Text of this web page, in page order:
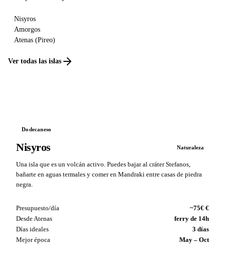
Nisyros
Amorgos
Atenas (Pireo)
Ver todas las islas
Dodecaneso
Nisyros Naturaleza
Una isla que es un volcán activo. Puedes bajar al cráter Stefanos,
bañarte en aguas termales y comer en Mandraki entre casas de piedra
negra.
Presupuesto/día
~75€ €
Desde Atenas
ferry de 14h
Días ideales
3 días
Mejor época
May – Oct